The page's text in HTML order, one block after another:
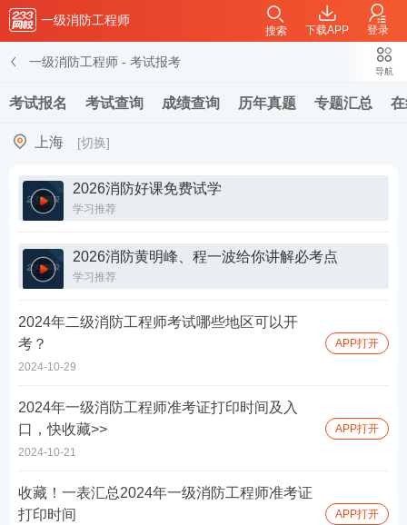
一级消防工程师
下载APP 登录
搜索
一级消防工程师 - 考试报考
考试报名 考试查询 成绩查询 历年真题 专题汇总
导航
上海 [切换]
2026消防好课免费试学
学习推荐
2026消防黄明峰、程一波给你讲解必考点
学习推荐
2024年二级消防工程师考试哪些地区可以开
考？
2024-10-29
APP打开
2024年一级消防工程师准考证打印时间及入
口，快收藏>>
2024-10-21
APP打开
收藏！一表汇总2024年一级消防工程师准考证
打印时间
APP打开